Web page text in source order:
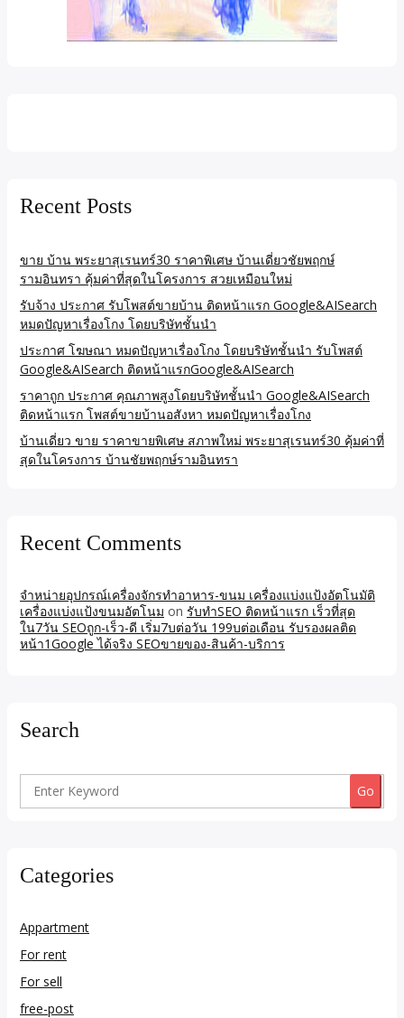
Recent Posts
ขาย บ้าน พระยาสุเรนทร์30 ราคาพิเศษ บ้านเดี่ยวชัยพฤกษ์
รามอินทรา คุ้มค่าที่สุดในโครงการ สวยเหมือนใหม่
รับจ้าง ประกาศ รับโพสต์ขายบ้าน ติดหน้าแรก Google&AISearch
หมดปัญหาเรื่องโกง โดยบริษัทชั้นนำ
ประกาศ โฆษณา หมดปัญหาเรื่องโกง โดยบริษัทชั้นนำ รับโพสต์
Google&AISearch ติดหน้าแรกGoogle&AISearch
ราคาถูก ประกาศ คุณภาพสูงโดยบริษัทชั้นนำ Google&AISearch
ติดหน้าแรก โพสต์ขายบ้านอสังหา หมดปัญหาเรื่องโกง
บ้านเดี่ยว ขาย ราคาขายพิเศษ สภาพใหม่ พระยาสุเรนทร์30 คุ้มค่าที่
สุดในโครงการ บ้านชัยพฤกษ์รามอินทรา
Recent Comments
จำหน่ายอุปกรณ์เครื่องจักรทำอาหาร-ขนม เครื่องแบ่งแป้งอัตโนมัติ
เครื่องแบ่งแป้งขนมอัตโนม on รับทำSEO ติดหน้าแรก เร็วที่สุด
ใน7วัน SEOถูก-เร็ว-ดี เริ่ม7บต่อวัน 199บต่อเดือน รับรองผลติด
หน้า1Google ได้จริง SEOขายของ-สินค้า-บริการ
Search
Search
Categories
Appartment
For rent
For sell
free-post